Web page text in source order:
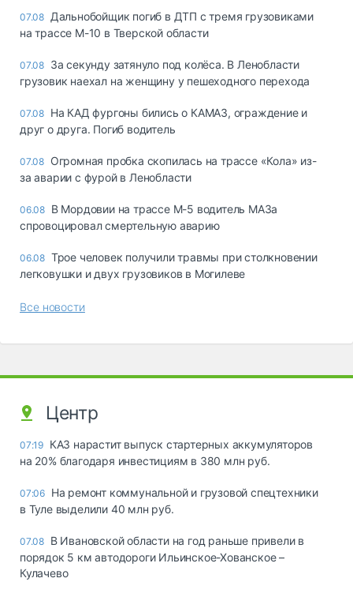
07.08 Дальнобойщик погиб в ДТП с тремя грузовиками
на трассе М-10 в Тверской области
07.08 За секунду затянуло под колёса. В Ленобласти
грузовик наехал на женщину у пешеходного перехода
07.08 На КАД фургоны бились о КАМАЗ, ограждение и
друг о друга. Погиб водитель
07.08 Огромная пробка скопилась на трассе «Кола» из-
за аварии с фурой в Ленобласти
06.08 В Мордовии на трассе М-5 водитель МАЗа
спровоцировал смертельную аварию
06.08 Трое человек получили травмы при столкновении
легковушки и двух грузовиков в Могилеве
Все новости
Центр
07:19 КАЗ нарастит выпуск стартерных аккумуляторов
на 20% благодаря инвестициям в 380 млн руб.
07:06 На ремонт коммунальной и грузовой спецтехники
в Туле выделили 40 млн руб.
07.08 В Ивановской области на год раньше привели в
порядок 5 км автодороги Ильинское-Хованское –
Кулачево